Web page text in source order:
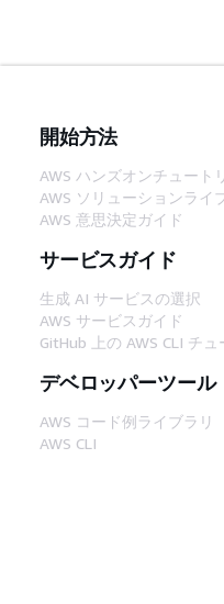
開始方法
AWS ハンズオンチュート
AWS ソリューションライ
AWS 意思決定ガイド
サービスガイド
生成 AI サービスの選択
AWS サービスガイド
GitHub 上の AWS CLI チ
デベロッパーツール
AWS コード例ライブラリ
AWS CLI